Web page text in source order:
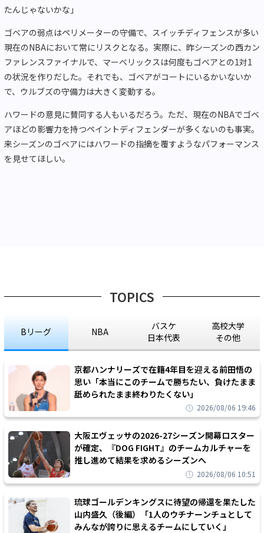
たんじゃないかな」
ゴベアの弱点はペリメーターの守備で、スイッチディフェンスが多い
現在のNBAにおいて常にリスクとなる。実際に、昨シーズンの西カン
ファレンスファイナルで、マーベリックスは何度もゴベアとの1対1
の状況を作りだした。それでも、ゴベアがコートにいるかいないか
で、ウルブズの守備力は大きく変動する。
ハワードの意見に賛同する人もいるだろう。ただ、現在のNBAでゴベ
アほどの影響力を持つペイントディフェンダーが多くないのも事実。
来シーズンのゴベアにはハワードの指摘を覆すようなパフォーマンス
を見せてほしい。
TOPICS
Bリーグ NBA
バスケ
日本代表
高校大学
その他
京都ハンナリーズで在籍4年目を迎える前田悟の
思い「本当にこのチームで勝ちたい、負けたまま
舐められたまま終わりたくない」
2026/08/06 19:46
大阪エヴェッサの2026-27シーズン開幕ロスター
が確定、『DOG FIGHT』のチームカルチャーを
推し進めて結果を求めるシーズンへ
2026/08/06 10:51
琉球ゴールデンキングスに待望の帰還を果たした
山内盛久（後編）「1人のウチナーンチュとして
みんなが誇りに思えるチームにしていく」